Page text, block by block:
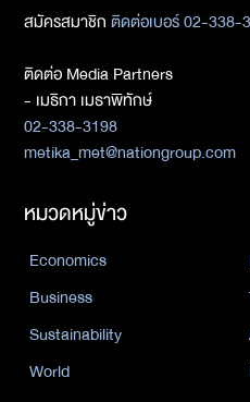
สมัครสมาชิกติดต่อเบอร์ 02-338-
ติดต่อ Media Partners
- เมธิกา เมธาพิทักษ์
02-338-3198
metika_met@nationgroup.com
หมวดหมู่ข่าว
Economics
Business
Sustainability
World